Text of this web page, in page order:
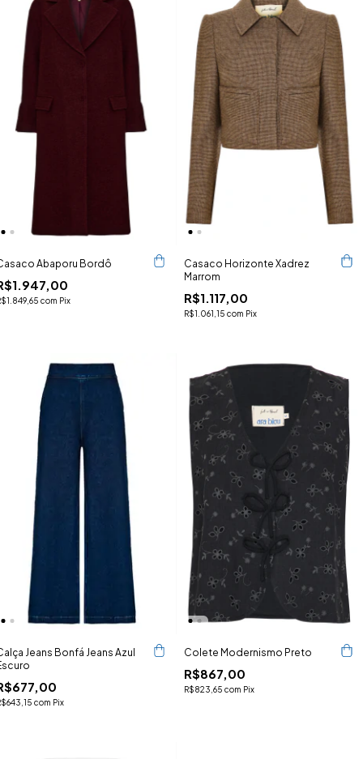
Abaporu Bordô
com Pix
Casaco Horizonte Xadrez
Marrom
R$1.117,00
R$1.061,15 com Pix
Jeans Bonfá Jeans Azul
com Pix
Colete Modernismo Preto
R$867,00
R$823,65 com Pix